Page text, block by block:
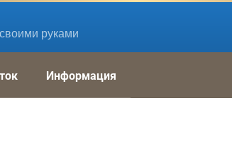
руками
Информация